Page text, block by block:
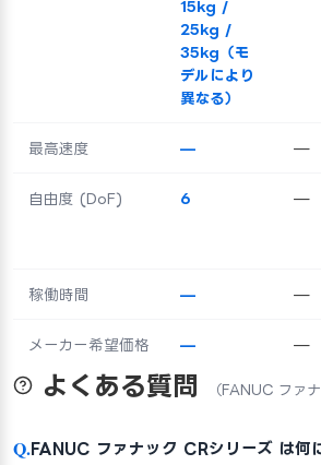
15kg /
25kg /
35kg（モ
デルにより
異なる）
最高速度 — —
自由度 (DoF) 6 —
稼働時間 — —
メーカー希望価格 — —
よくある質問 （FANUC ファ
Q.FANUC ファナック CRシリーズ は何